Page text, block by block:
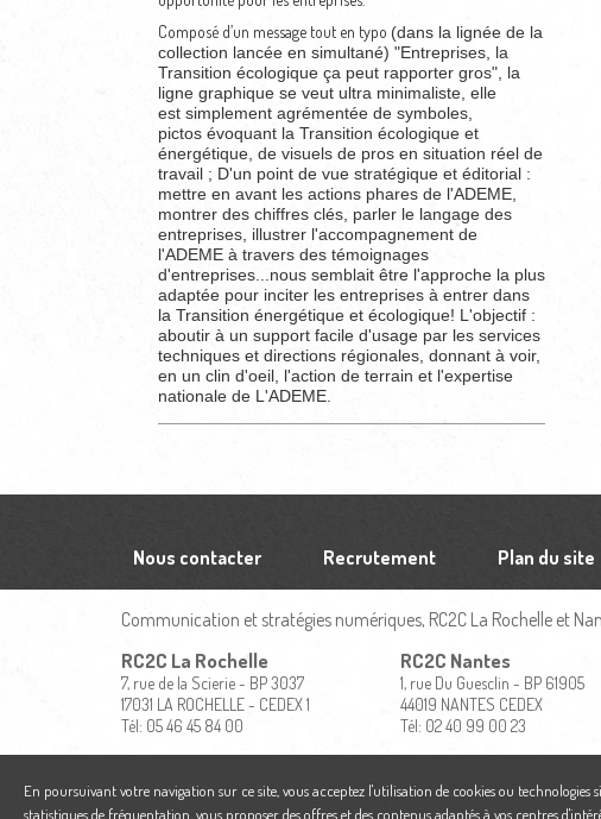
Composé d’un message tout en typo (dans la lignée de la
collection lancée en simultané) "Entreprises, la
Transition écologique ça peut rapporter gros", la
ligne graphique se veut ultra minimaliste, elle
est simplement agrémentée de symboles,
pictos évoquant la Transition écologique et
énergétique, de visuels de pros en situation réel de
travail ; D'un point de vue stratégique et éditorial :
mettre en avant les actions phares de l'ADEME,
montrer des chiffres clés, parler le langage des
entreprises, illustrer l'accompagnement de
l'ADEME à travers des témoignages
d'entreprises...nous semblait être l'approche la plus
adaptée pour inciter les entreprises à entrer dans
la Transition énergétique et écologique! L'objectif :
aboutir à un support facile d'usage par les services
techniques et directions régionales, donnant à voir,
en un clin d'oeil, l'action de terrain et l'expertise
nationale de L'ADEME.
Nous contacter Recrutement Plan du site
Communication et stratégies numériques, RC2C La Rochelle et
RC2C La Rochelle
7, rue de la Scierie - BP 3037
17031 LA ROCHELLE - CEDEX 1
Tél: 05 46 45 84 00
RC2C Nantes
1, rue Du Guesclin - BP 61905
44019 NANTES CEDEX
Tél: 02 40 99 00 23
En poursuivant votre navigation sur ce site, vous acceptez l'utilisation de cookies ou
statistiques de fréquentation, vous proposer des offres et des contenus adaptés à vos centres